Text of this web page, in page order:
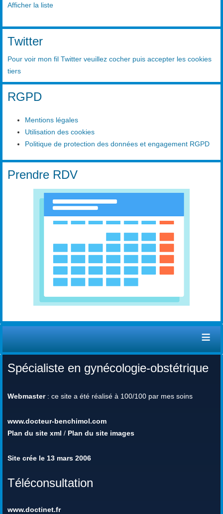
Afficher la liste
Twitter
Pour voir mon fil Twitter veuillez cocher puis accepter les cookies
tiers
RGPD
Mentions légales
Utilisation des cookies
Politique de protection des données et engagement RGPD
Prendre RDV
≡
Spécialiste en gynécologie-obstétrique
Webmaster: ce site a été réalisé à 100/100 par mes soins
www.docteur-benchimol.com
Plan du site xml / Plan du site images
Site crée le 13 mars 2006
Téléconsultation
www.doctinet.fr